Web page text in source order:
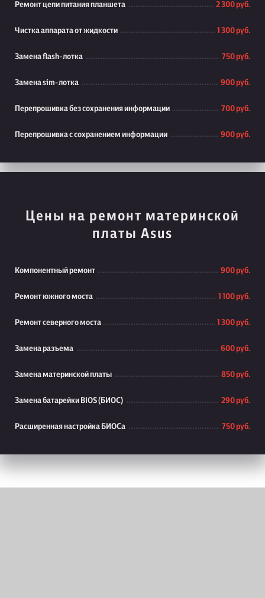
Ремонт цепи питания планшета 2 300 руб.
Чистка аппарата от жидкости 1 300 руб.
Замена flash-лотка 750 руб.
Замена sim-лотка 900 руб.
Перепрошивка без сохранения информации 700 руб.
Перепрошивка с сохранением информации 900 руб.
Цены на ремонт материнской
платы Asus
Компонентный ремонт 900 руб.
Ремонт южного моста 1 100 руб.
Ремонт северного моста 1 300 руб.
Замена разъема 600 руб.
Замена материнской платы 850 руб.
Замена батарейки BIOS (БИОС) 290 руб.
Расширенная настройка БИОСа 750 руб.